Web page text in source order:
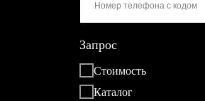
Запрос
Стоимость
Каталог